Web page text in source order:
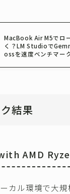
MacBook Air M5でロ
く？LM Studioで
ossを速度ベンチマー
結果
AMD
カル環境で大